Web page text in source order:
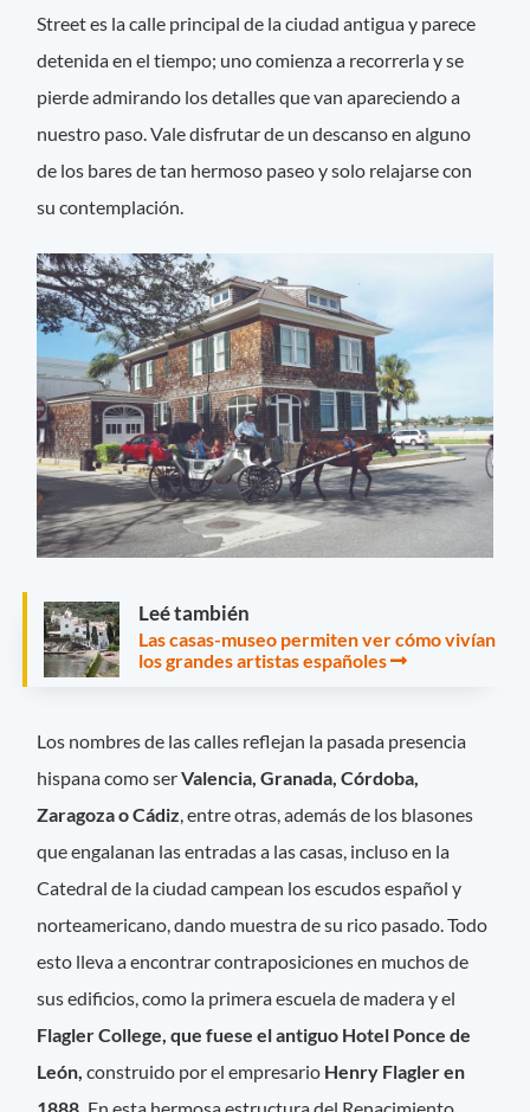
Street es la calle principal de la ciudad antigua y parece
detenida en el tiempo; uno comienza a recorrerla y se
pierde admirando los detalles que van apareciendo a
nuestro paso. Vale disfrutar de un descanso en alguno
de los bares de tan hermoso paseo y solo relajarse con
su contemplación.
Leé también
Las casas-museo permiten ver cómo vivían
los grandes artistas españoles
Los nombres de las calles reflejan la pasada presencia
hispana como serValencia, Granada, Córdoba,
Zaragoza o Cádiz , entre otras, además de los blasones
que engalanan las entradas a las casas, incluso en la
Catedral de la ciudad campean los escudos español y
norteamericano, dando muestra de su rico pasado. Todo
esto lleva a encontrar contraposiciones en muchos de
sus edificios, como la primera escuela de madera y el
Flagler College, que fuese el antiguo Hotel Ponce de
León, construido por el empresario Henry Flagler en
1888. En esta hermosa estructura del Renacimiento